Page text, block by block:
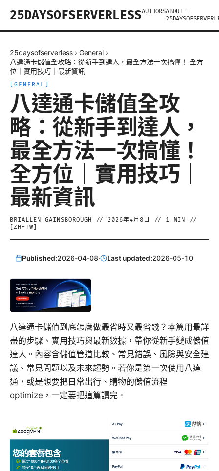
25DAYSOFSERVERLESSAUTHORSABOUT —
25daysofserverless › General ›
八達通卡儲值全攻略：從新手到達人，最全方法一次搞懂！ 全方
位｜實用技巧｜最新資訊
GENERAL
八達通卡儲值全攻
略：從新手到達人，
最全方法一次搞懂！
全方位｜實用技巧｜
最新資訊
BRIALLEN GAINSBOROUGH // 2026年4月8日 // 1 MIN //
ZH-TW
Published:2026-04-08· Last updated:2026-05-10
八達通卡儲值到底怎麼做最省時又最省錢？本篇用最詳
盡的步驟、實用技巧與最新數據，帶你從新手變成儲值
達人。內容含儲值管道比較、常見錯誤、風險與安全建
議、常見問題以及未來趨勢。若你是第一次使用八達
通，或是想要把日常出行、購物的儲值流程
optimize，一定要把這篇讀完。